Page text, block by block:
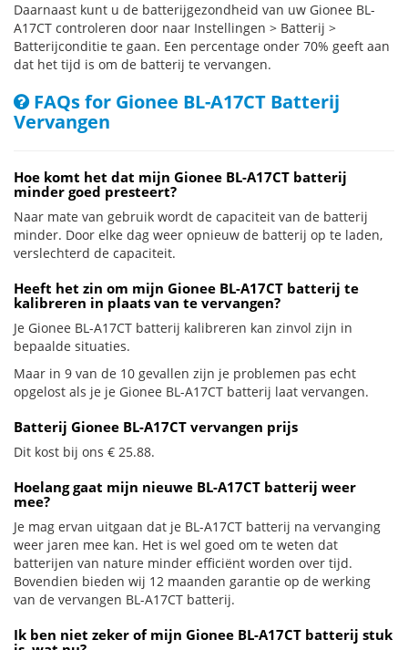
Daarnaast kunt u de batterijgezondheid van uw Gionee BL-
A17CT controleren door naar Instellingen > Batterij >
Batterijconditie te gaan. Een percentage onder 70% geeft aan
dat het tijd is om de batterij te vervangen.
FAQs for Gionee BL-A17CT Batterij
Vervangen
Hoe komt het dat mijn Gionee BL-A17CT batterij
minder goed presteert?
Naar mate van gebruik wordt de capaciteit van de batterij
minder. Door elke dag weer opnieuw de batterij op te laden,
verslechterd de capaciteit.
Heeft het zin om mijn Gionee BL-A17CT batterij te
kalibreren in plaats van te vervangen?
Je Gionee BL-A17CT batterij kalibreren kan zinvol zijn in
bepaalde situaties.
Maar in 9 van de 10 gevallen zijn je problemen pas echt
opgelost als je je Gionee BL-A17CT batterij laat vervangen.
Batterij Gionee BL-A17CT vervangen prijs
Dit kost bij ons € 25.88.
Hoelang gaat mijn nieuwe BL-A17CT batterij weer
mee?
Je mag ervan uitgaan dat je BL-A17CT batterij na vervanging
weer jaren mee kan. Het is wel goed om te weten dat
batterijen van nature minder efficiënt worden over tijd.
Bovendien bieden wij 12 maanden garantie op de werking
van de vervangen BL-A17CT batterij.
Ik ben niet zeker of mijn Gionee BL-A17CT batterij stuk